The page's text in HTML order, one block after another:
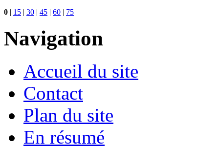
0 | 15 | 30 | 45 | 60 | 75
Navigation
Accueil du site
Contact
Plan du site
En résumé